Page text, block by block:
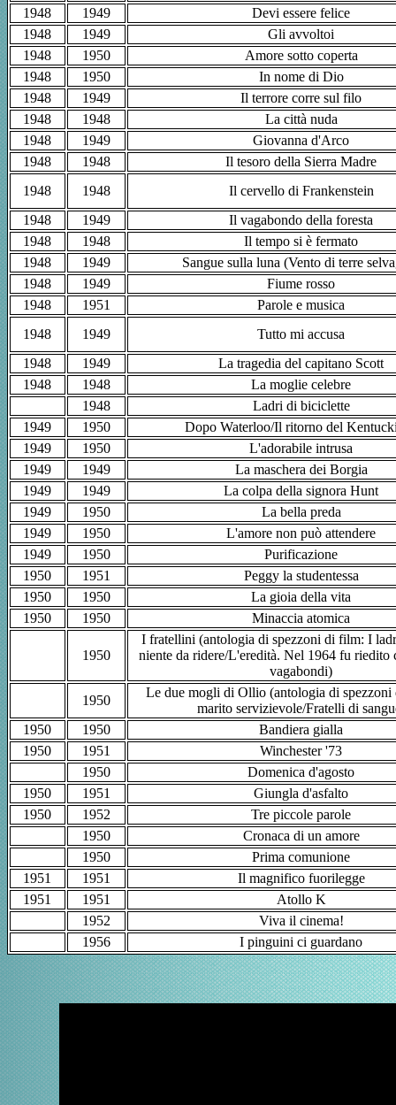
1948
1949
Devi essere felice
1948
1949
Gli avvoltoi
1948
1950
Amore sotto coperta
1948
1950
In nome di Dio
1948
1949
Il terrore corre sul filo
1948
1948
La città nuda
1948
1949
Giovanna d'Arco
1948
1948
Il tesoro della Sierra Madre
1948
1948
Il cervello di Frankenstein
1948
1949
Il vagabondo della foresta
1948
1948
Il tempo si è fermato
1948
1949
Sangue sulla luna (Vento di terre
1948
1949
Fiume rosso
1948
1951
Parole e musica
1948
1949
Tutto mi accusa
1948
1949
La tragedia del capitano Scott
1948
1948
La moglie celebre
1948
Ladri di biciclette
1949
1950
Dopo Waterloo/Il ritorno del
1949
1950
L'adorabile intrusa
1949
1949
La maschera dei Borgia
1949
1949
La colpa della signora Hunt
1949
1950
La bella preda
1949
1950
L'amore non può attendere
1949
1950
Purificazione
1950
1951
Peggy la studentessa
1950
1950
La gioia della vita
1950
1950 Minaccia atomica
1950
I fratellini (antologia di spezzoni di film: I
niente da ridere/L'eredità. Nel 1964 fu
vagabondi)
1950
Le due mogli di Ollio (antologia di
marito servizievole/Fratelli di
1950
1950
Bandiera gialla
1950
1951
Winchester '73
1950
Domenica d'agosto
1950
1951
Giungla d'asfalto
1950
1952
Tre piccole parole
1950
Cronaca di un amore
1950
Prima comunione
1951
1951
Il magnifico fuorilegge
1951
1951
Atollo K
1952
Viva il cinema!
1956
I pinguini ci guardano